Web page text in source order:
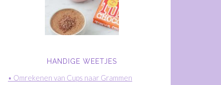
HANDIGE WEETJES
• Omrekenen van Cups naar Grammen